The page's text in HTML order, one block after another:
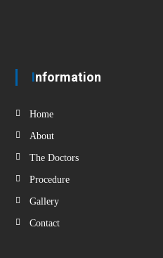
Information
Home
About
The Doctors
Procedure
Gallery
Contact